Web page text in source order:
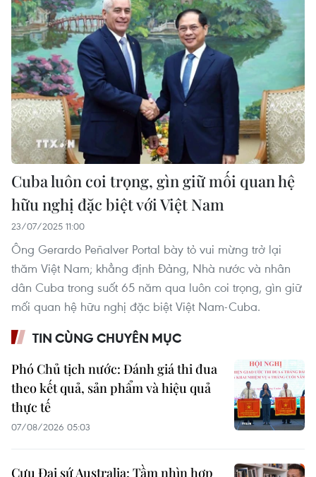
Cuba luôn coi trọng, gìn giữ mối quan hệ
hữu nghị đặc biệt với Việt Nam
23/07/2025 11:00
Ông Gerardo Peñalver Portal bày tỏ vui mừng trở lại
thăm Việt Nam; khẳng định Đảng, Nhà nước và nhân
dân Cuba trong suốt 65 năm qua luôn coi trọng, gìn giữ
mối quan hệ hữu nghị đặc biệt Việt Nam-Cuba.
TIN CÙNG CHUYÊN MỤC
Phó Chủ tịch nước: Đánh giá thi đua
theo kết quả, sản phẩm và hiệu quả
thực tế
07/08/2026 05:03
Cựu Đại sứ Australia: Tầm nhìn hợp